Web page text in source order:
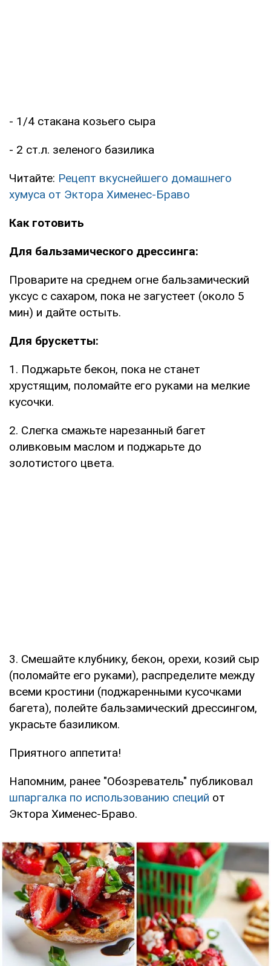
- 1/4 стакана козьего сыра
- 2 ст.л. зеленого базилика
Читайте: Рецепт вкуснейшего домашнего
хумуса от Эктора Хименес-Браво
Как готовить
Для бальзамического дрессинга:
Проварите на среднем огне бальзамический
уксус с сахаром, пока не загустеет (около 5
мин) и дайте остыть.
Для брускетты:
1. Поджарьте бекон, пока не станет
хрустящим, поломайте его руками на мелкие
кусочки.
2. Слегка смажьте нарезанный багет
оливковым маслом и поджарьте до
золотистого цвета.
3. Смешайте клубнику, бекон, орехи, козий сыр
(поломайте его руками), распределите между
всеми кростини (поджаренными кусочками
багета), полейте бальзамический дрессингом,
украсьте базиликом.
Приятного аппетита!
Напомним, ранее "Обозреватель" публиковал
шпаргалка по использованию специй от
Эктора Хименес-Браво.